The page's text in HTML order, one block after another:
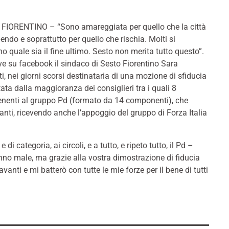
FIORENTINO – “Sono amareggiata per quello che la città
e soprattutto per quello che rischia. Molti si
quale sia il fine ultimo. Sesto non merita tutto questo”.
su facebook il sindaco di Sesto Fiorentino Sara
nei giorni scorsi destinataria di una mozione di sfiducia
dalla maggioranza dei consiglieri tra i quali 8
al gruppo Pd (formato da 14 componenti), che
ricevendo anche l’appoggio del gruppo di Forza Italia
di categoria, ai circoli, e a tutto, e ripeto tutto, il Pd –
male, ma grazie alla vostra dimostrazione di fiducia
e mi batterò con tutte le mie forze per il bene di tutti